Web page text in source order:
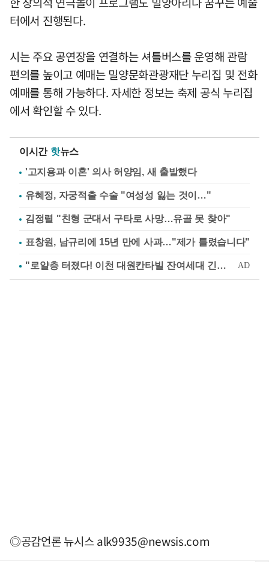
터에서 진행된다.
시는 주요 공연장을 연결하는 셔틀버스를 운영해 관람
편의를 높이고 예매는 밀양문화관광재단 누리집 및 전화
예매를 통해 가능하다. 자세한 정보는 축제 공식 누리집
에서 확인할 수 있다.
이시간 핫뉴스
'고지용과 이혼' 의사 허양임, 새 출발했다
유혜정, 자궁적출 수술 "여성성 잃는 것이…"
김정렬 "친형 군대서 구타로 사망…유골 못 찾아"
표창원, 남규리에 15년 만에 사과…"제가 틀렸습니다"
◎공감언론 뉴시스alk9935@newsis.com